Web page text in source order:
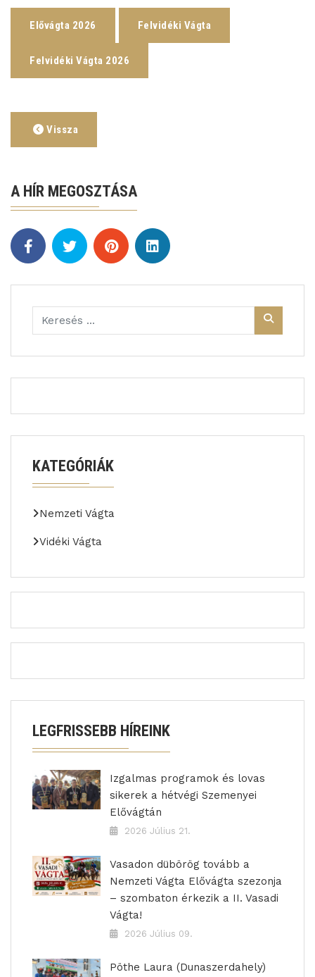
Elővágta 2026 Felvidéki Vágta
Felvidéki Vágta 2026
Vissza
A HÍR MEGOSZTÁSA
KATEGÓRIÁK
Nemzeti Vágta
Vidéki Vágta
LEGFRISSEBB HÍREINK
Izgalmas programok és lovas
sikerek a hétvégi Szemenyei
Elővágtán
2026 Július 21.
Vasadon dübörög tovább a
Nemzeti Vágta Elővágta szezonja
– szombaton érkezik a II. Vasadi
Vágta!
2026 Július 09.
Pöthe Laura (Dunaszerdahely)